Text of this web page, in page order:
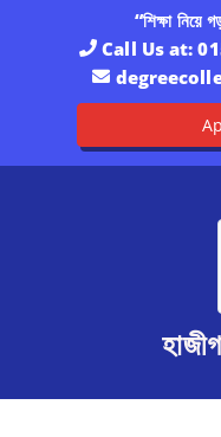
“শিক্ষা নিয়ে
Call Us at: